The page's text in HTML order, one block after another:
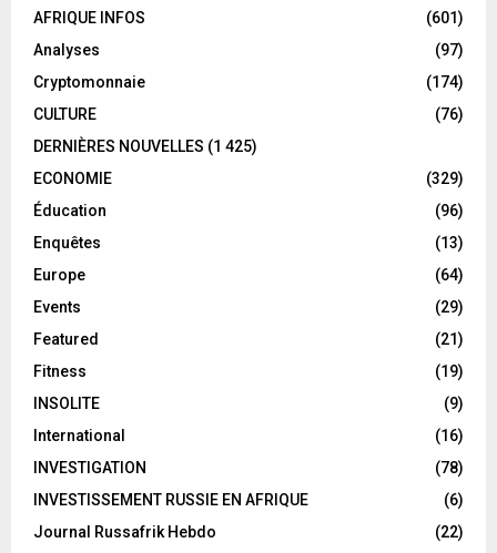
AFRIQUE INFOS
(601)
Analyses
(97)
Cryptomonnaie
(174)
CULTURE
(76)
DERNIÈRES NOUVELLES (1 425)
ECONOMIE
(329)
Éducation
(96)
Enquêtes
(13)
Europe
(64)
Events
(29)
Featured
(21)
Fitness
(19)
INSOLITE
(9)
International
(16)
INVESTIGATION
(78)
INVESTISSEMENT RUSSIE EN AFRIQUE
(6)
Journal Russafrik Hebdo
(22)